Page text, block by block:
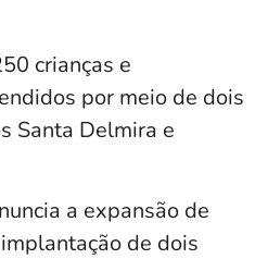
crianças e
por meio de dois
Santa Delmira e
a expansão de
de dois